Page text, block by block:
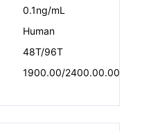
0.1ng/mL
Human
48T/96T
1900.00/2400.00.00